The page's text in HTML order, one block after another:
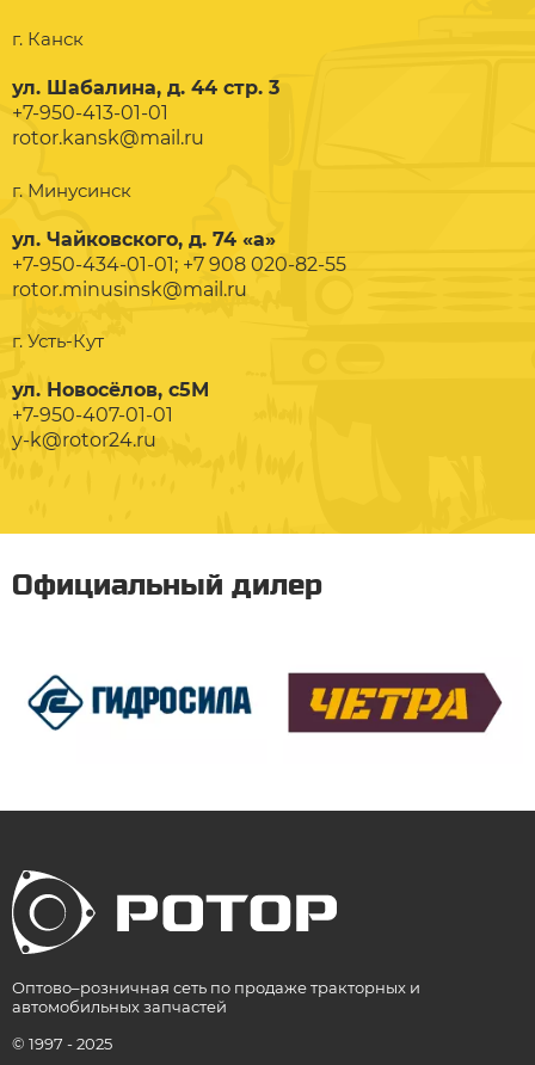
г. Канск
ул. Шабалина, д. 44 стр. 3
+7-950-413-01-01
rotor.kansk@mail.ru
г. Минусинск
ул. Чайковского, д. 74 «а»
+7-950-434-01-01; +7 908 020-82-55
rotor.minusinsk@mail.ru
г. Усть-Кут
ул. Новосёлов, с5М
+7-950-407-01-01
y-k@rotor24.ru
Официальный дилер
Оптово–розничная сеть по продаже тракторных и
автомобильных запчастей
© 1997 - 2025